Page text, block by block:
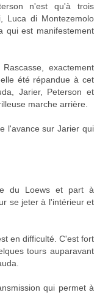
n'est qu'à trois
Luca di Montezemolo
qui est manifestement
exactement
été répandue à cet
Jarier, Peterson et
marche arrière.
l'avance sur Jarier qui
du Loews et part à
se jeter à l'intérieur et
en difficulté. C'est fort
tours auparavant
qui permet à